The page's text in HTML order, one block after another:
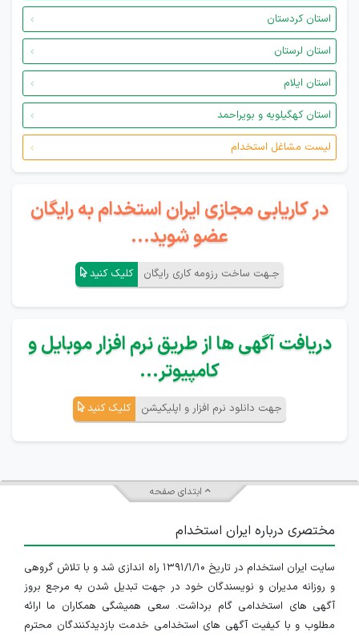
استان کردستان
استان لرستان
استان ایلام
استان کهگیلویه و بویراحمد
لیست مشاغل استخدام
در کاریابی مجازی ایران استخدام به رایگان
عضو شوید...
جـهت ساخت رزومه کاری رایگان کلیک کنید
دریافت آگهی ها از طریق نرم افزار موبایل و
کامپیوتر...
جهت دانلود نرم افزار و اپلیکیشن کلیک کنید
ابتدای صفحه
مختصری درباره ایران استخدام
سایت ایران استخدام در تاریخ ۱۳۹۱/۱/۱۰ راه اندازی شد و با تلاش گروهی
و روزانه مدیران و نویسندگان خود در جهت تبدیل شدن به مرجع بروز
آگهی های استخدامی گام برداشت. سعی همیشگی همکاران ما ارائه
مطلوب و با کیفیت آگهی های استخدامی خدمت بازدیدکنندگان محترم